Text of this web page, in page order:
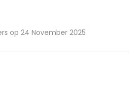
op 24 November 2025